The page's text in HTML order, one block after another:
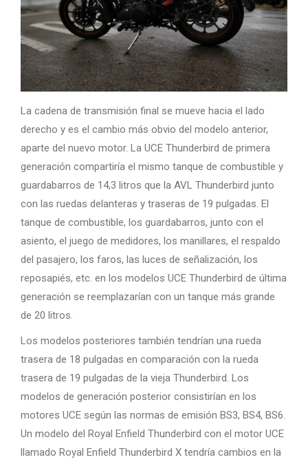
La cadena de transmisión final se mueve hacia el lado
derecho y es el cambio más obvio del modelo anterior,
aparte del nuevo motor. La UCE Thunderbird de primera
generación compartiría el mismo tanque de combustible y
guardabarros de 14,3 litros que la AVL Thunderbird junto
con las ruedas delanteras y traseras de 19 pulgadas. El
tanque de combustible, los guardabarros, junto con el
asiento, el juego de medidores, los manillares, el respaldo
del pasajero, los faros, las luces de señalización, los
reposapiés, etc. en los modelos UCE Thunderbird de última
generación se reemplazarían con un tanque más grande
de 20 litros.
Los modelos posteriores también tendrían una rueda
trasera de 18 pulgadas en comparación con la rueda
trasera de 19 pulgadas de la vieja Thunderbird. Los
modelos de generación posterior consistirían en los
motores UCE según las normas de emisión BS3, BS4, BS6.
Un modelo del Royal Enfield Thunderbird con el motor UCE
llamado Royal Enfield Thunderbird X tendría cambios en la